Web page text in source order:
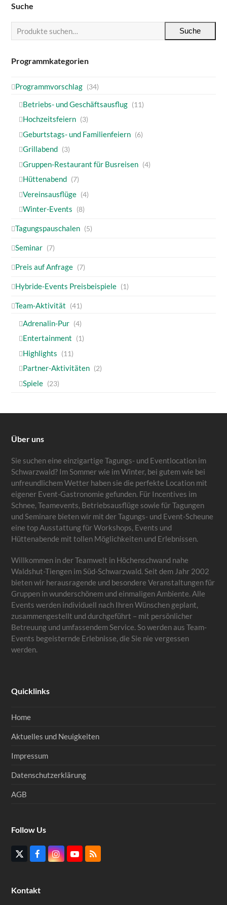
Suche
Suche
Programmkategorien
Programmvorschlag (34)
Betriebs- und Geschäftsausflug (11)
Hochzeitsfeiern (3)
Geburtstags- und Familienfeiern (6)
Grillabend (3)
Gruppen-Restaurant für Busreisen (4)
Hüttenabend (7)
Vereinsausflüge (4)
Winter-Events (8)
Tagungspauschalen (5)
Seminar (7)
Preis auf Anfrage (7)
Hybride-Events Preisbeispiele (1)
Team-Aktivität (41)
Adrenalin-Pur (4)
Entertainment (1)
Highlights (11)
Partner-Aktivitäten (2)
Spiele (23)
Über uns
Sie suchen eine einzigartige Tagungs- und Eventlocation im
Schwarzwald? Im Sommer wie im Winter, bei gutem wie bei
unfreundlichem Wetter haben sie die perfekte Location mit
eigener Event-Gastronomie gefunden. Für Incentives im
Schnee, Teamevents, Betriebsausflüge sowie für Tagungen
und Seminare bieten wir mit der Tagungs- und Event-Scheune
eine top Ausstattung für Workshops, Events und
Hüttenabende mit tollen Möglichkeiten und Erlebnissen.
Willkommen in der Teamwelt in Höchenschwand nahe
Waldshut-Tiengen im Süd-Schwarzwald. Seit dem Jahr 2002
bieten wir herausragende und besondere Veranstaltungen für
Gruppen in wunderschönem und einmaligen Ambiente. Alle
Events werden individuell nach Ihren Wünschen geplant,
zusammengestellt und durchgeführt – mit persönlicher
Betreuung und umfassendem Service. So werden aus Team-
Events begeisternde Erlebnisse, die Sie nie vergessen
werden.
Quicklinks
Home
Aktuelles und Neuigkeiten
Impressum
Datenschutzerklärung
AGB
Follow Us
TwitterFacebookInstagram
YouTube
RSS
Kontakt